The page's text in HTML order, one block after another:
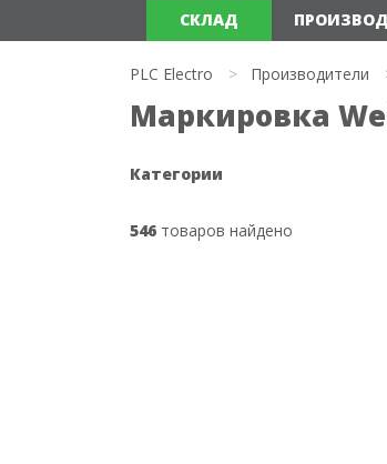
СКЛАД
PLC Electro > Производители
Маркировка
Категории
546 товаров найдено